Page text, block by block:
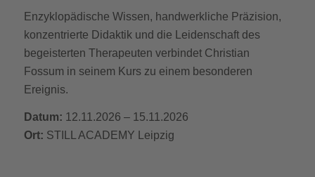
Enzyklopädische Wissen, handwerkliche Präzision,
konzentrierte Didaktik und die Leidenschaft des
begeisterten Therapeuten verbindet Christian
Fossum in seinem Kurs zu einem besonderen
Ereignis.
Datum: 12.11.2026 – 15.11.2026
Ort: STILL ACADEMY Leipzig